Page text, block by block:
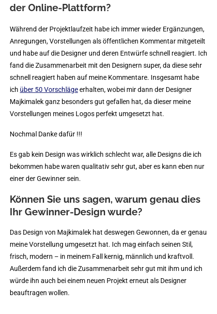
der Online-Plattform?
Während der Projektlaufzeit habe ich immer wieder Ergänzungen,
Anregungen, Vorstellungen als öffentlichen Kommentar mitgeteilt
und habe auf die Designer und deren Entwürfe schnell reagiert. Ich
fand die Zusammenarbeit mit den Designern super, da diese sehr
schnell reagiert haben auf meine Kommentare. Insgesamt habe
ich über 50 Vorschlägeerhalten, wobei mir dann der Designer
Majkimalek ganz besonders gut gefallen hat, da dieser meine
Vorstellungen meines Logos perfekt umgesetzt hat.
​Nochmal Danke dafür !!!
Es gab kein Design was wirklich schlecht war, alle Designs die ich
bekommen habe waren qualitativ sehr gut, aber es kann eben nur
einer der Gewinner sein.
Können Sie uns sagen, warum genau dies
Ihr Gewinner-Design wurde?
Das Design von Majkimalek hat deswegen Gewonnen, da er genau
meine Vorstellung umgesetzt hat. Ich mag einfach seinen Stil,
frisch, modern – in meinem Fall kernig, männlich und kraftvoll.
Außerdem fand ich die Zusammenarbeit sehr gut mit ihm und ich
würde ihn auch bei einem neuen Projekt erneut als Designer
beauftragen wollen.